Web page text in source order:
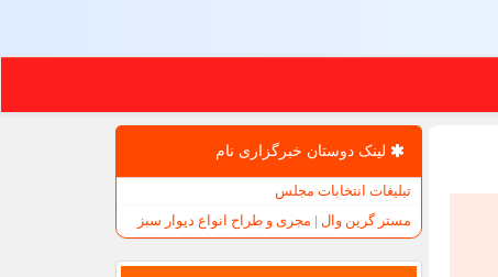
لینک دوستان خبرگزاری نام
تبلیغات انتخابات مجلس
مستر گرین وال | مجری و طراح انواع دیوار سبز